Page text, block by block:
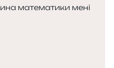
математики мені